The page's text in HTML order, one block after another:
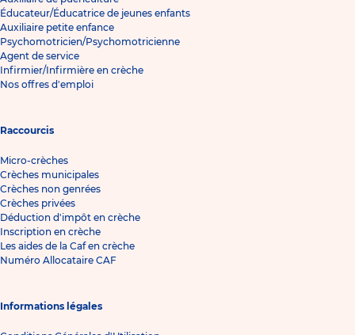
Éducateur/Éducatrice de jeunes enfants
Auxiliaire petite enfance
Psychomotricien/Psychomotricienne
Agent de service
Infirmier/Infirmière en crèche
Nos offres d'emploi
Raccourcis
Micro-crèches
Crèches municipales
Crèches non genrées
Crèches privées
Déduction d'impôt en crèche
Inscription en crèche
Les aides de la Caf en crèche
Numéro Allocataire CAF
Informations légales